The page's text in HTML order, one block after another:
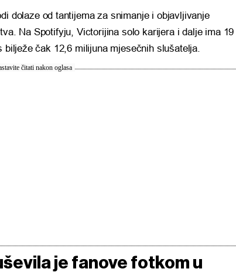
dolaze od tantijema za snimanje i objavljivanje
Na Spotifyju, Victorijina solo karijera i dalje ima 19
čak 12,6 milijuna mjesečnih slušatelja.
čitati nakon oglasa
je fanove fotkom u